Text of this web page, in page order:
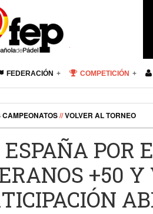
FEDERACIÓN COMPETICIÓN
CAMPEONATOS//VOLVER AL TORNEO
ESPAÑA POR
+50